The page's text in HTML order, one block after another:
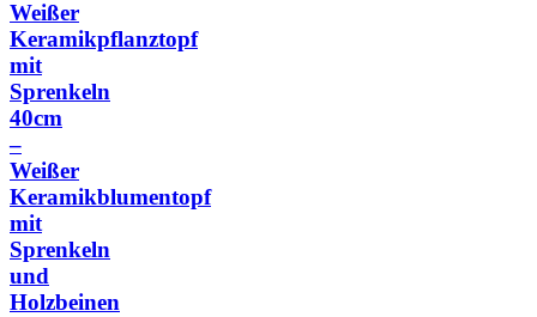
Weißer
Keramikpflanztopf
mit
Sprenkeln
40cm
–
Weißer
Keramikblumentopf
mit
Sprenkeln
und
Holzbeinen